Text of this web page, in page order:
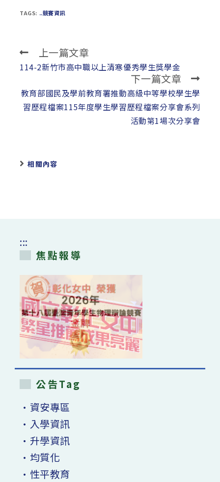
TAGS: ..競賽資訊
Read
more
上一篇文章
114-2新竹市高中職以上清寒優秀學生獎學金
下一篇文章
教育部國民及學前教育署推動高級中等學校學生學
習歷程檔案115年度學生學習歷程檔案分享會系列
活動第1場次分享會
相關內容
:::
焦點報導
公告Tag
•資安專區
•入學資訊
•升學資訊
•均質化
•性平教育